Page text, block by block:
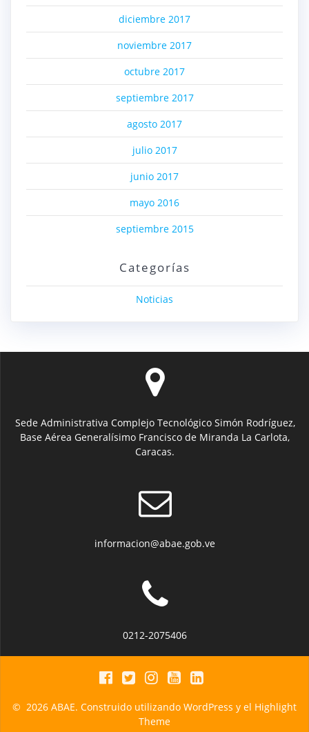
diciembre 2017
noviembre 2017
octubre 2017
septiembre 2017
agosto 2017
julio 2017
junio 2017
mayo 2016
septiembre 2015
Categorías
Noticias
Sede Administrativa Complejo Tecnológico Simón Rodríguez,
Base Aérea Generalísimo Francisco de Miranda La Carlota,
Caracas.
informacion@abae.gob.ve
0212-2075406
© 2026 ABAE. Construido utilizando WordPress y el Highlight
Theme